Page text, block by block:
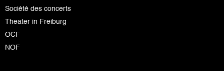
Société des concerts
Theater in Freiburg
OCF
NOF